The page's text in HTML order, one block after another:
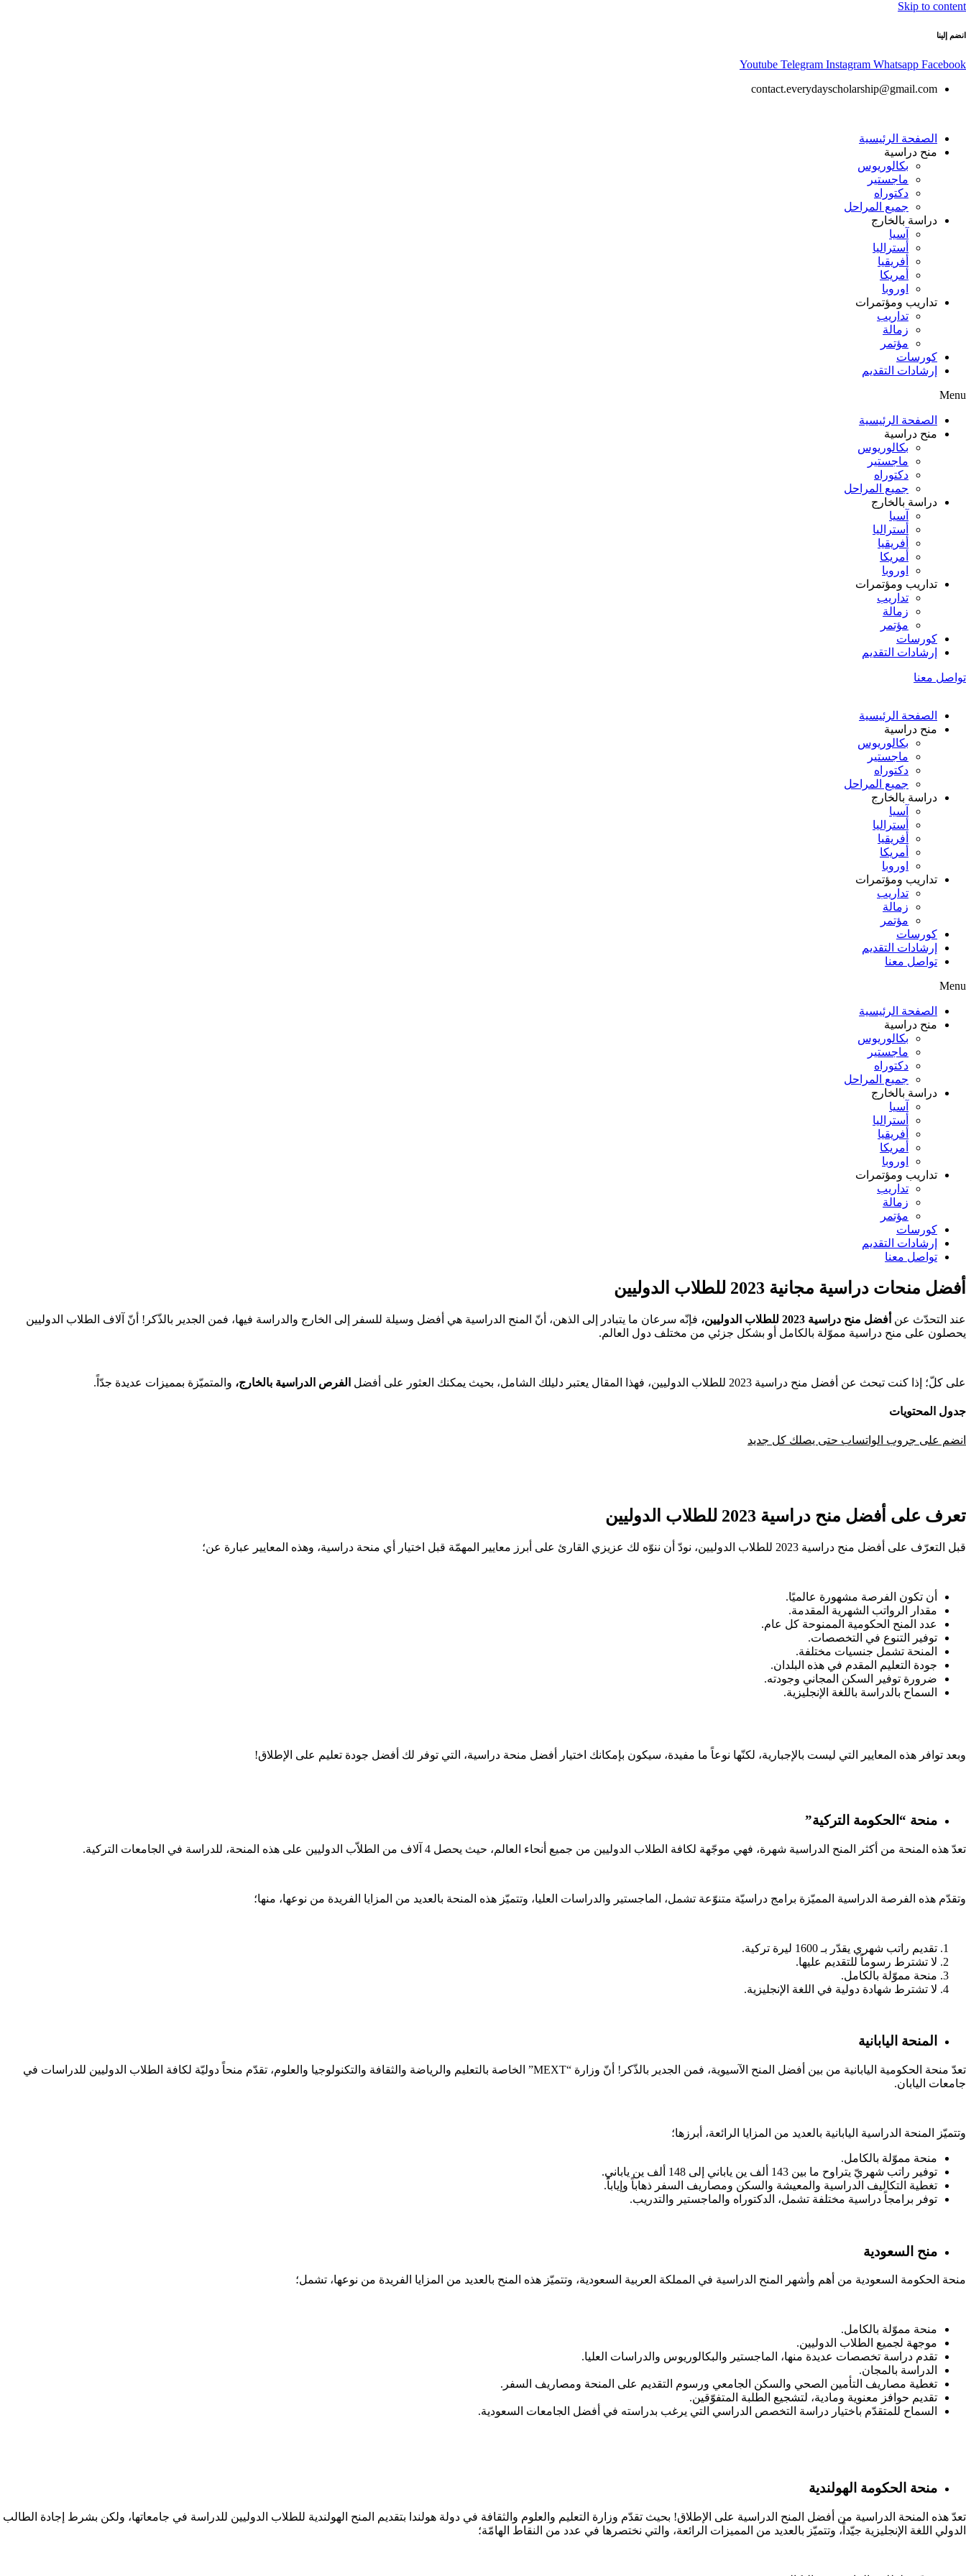
Skip to content
انضم إلينا
Youtube Telegram Instagram Whatsapp Facebook
contact.everydayscholarship@gmail.com
الصفحة الرئيسية
منح دراسية
بكالوريوس
ماجستير
دكتوراه
جميع المراحل
دراسة بالخارج
آسيا
أستراليا
أفريقيا
أمريكا
اوروبا
تداريب ومؤتمرات
تداريب
زمالة
مؤتمر
كورسات
إرشادات التقديم
Menu
الصفحة الرئيسية
منح دراسية
بكالوريوس
ماجستير
دكتوراه
جميع المراحل
دراسة بالخارج
آسيا
أستراليا
أفريقيا
أمريكا
اوروبا
تداريب ومؤتمرات
تداريب
زمالة
مؤتمر
كورسات
إرشادات التقديم
تواصل معنا
الصفحة الرئيسية
منح دراسية
بكالوريوس
ماجستير
دكتوراه
جميع المراحل
دراسة بالخارج
آسيا
أستراليا
أفريقيا
أمريكا
اوروبا
تداريب ومؤتمرات
تداريب
زمالة
مؤتمر
كورسات
إرشادات التقديم
تواصل معنا
Menu
الصفحة الرئيسية
منح دراسية
بكالوريوس
ماجستير
دكتوراه
جميع المراحل
دراسة بالخارج
آسيا
أستراليا
أفريقيا
أمريكا
اوروبا
تداريب ومؤتمرات
تداريب
زمالة
مؤتمر
كورسات
إرشادات التقديم
تواصل معنا
أفضل منحات دراسية مجانية 2023 للطلاب الدوليين
عند التحدّث عن أفضل منح دراسية 2023 للطلاب الدوليين،
فإنّه سرعان ما يتبادر إلى الذهن، أنّ المنح الدراسية هي أفضل وسيلة للسفر إلى الخارج والدراسة فيها، فمن الجدير بالذّكر! أنّ آلاف الطلاب الدوليين
يحصلون على منح دراسية مموّلة بالكامل أو بشكل جزئي من مختلف دول العالم.
على كلّ؛ إذا كنت تبحث عن أفضل منح دراسية 2023 للطلاب الدوليين، فهذا المقال يعتبر دليلك الشامل، بحيث يمكنك العثور على أفضل الفرص الدراسية بالخارج، والمتميّزة بمميزات عديدة جدّاً.
جدول المحتويات
انضم على جروب الواتساب حتى يصلك كل جديد
تعرف على أفضل منح دراسية 2023 للطلاب الدوليين
قبل التعرّف على أفضل منح دراسية 2023 للطلاب الدوليين، نودّ أن ننوّه لك عزيزي القارئ على أبرز معايير المهمّة قبل اختيار أي منحة دراسية، وهذه المعايير عبارة عن؛
أن تكون الفرصة مشهورة عالميًا.
مقدار الرواتب الشهرية المقدمة.
عدد المنح الحكومية الممنوحة كل عام.
توفير التنوع في التخصصات.
المنحة تشمل جنسيات مختلفة.
جودة التعليم المقدم في هذه البلدان.
ضرورة توفير السكن المجاني وجودته.
السماح بالدراسة باللغة الإنجليزية.
وبعد توافر هذه المعايير التي ليست بالإجبارية، لكنّها نوعاً ما مفيدة، سيكون بإمكانك اختيار أفضل منحة دراسية، التي توفر لك أفضل جودة تعليم على الإطلاق!
منحة “الحكومة التركية”
تعدّ هذه المنحة من أكثر المنح الدراسية شهرة، فهي موجّهة لكافة الطلاب الدوليين من جميع أنحاء العالم، حيث يحصل 4 آلاف من الطلاّب الدوليين على هذه المنحة، للدراسة في الجامعات التركية.
وتقدّم هذه الفرصة الدراسية المميّزة برامج دراسيّة متنوّعة تشمل، الماجستير والدراسات العليا، وتتميّز هذه المنحة بالعديد من المزايا الفريدة من نوعها، منها؛
تقديم راتب شهري يقدّر بـ 1600 ليرة تركية.
لا تشترط رسوماً للتقديم عليها.
منحة مموّلة بالكامل.
لا تشترط شهادة دولية في اللغة الإنجليزية.
المنحة اليابانية
تعدّ منحة الحكومية اليابانية من بين أفضل المنح الآسيوية، فمن الجدير بالذّكر! أنّ وزارة “MEXT” الخاصة بالتعليم والرياضة والثقافة والتكنولوجيا والعلوم، تقدّم منحاً دوليّة لكافة الطلاب الدوليين للدراسات في
جامعات اليابان.
وتتميّز المنحة الدراسية اليابانية بالعديد من المزايا الرائعة، أبرزها؛
منحة مموّلة بالكامل.
توفير راتب شهريّ يتراوح ما بين 143 ألف ين ياباني إلى 148 ألف ين ياباني.
تغطية التكاليف الدراسية والمعيشة والسكن ومصاريف السفر ذهاباً وإياباً.
توفر برامجاً دراسية مختلفة تشمل، الدكتوراه والماجستير والتدريب.
منح السعودية
منحة الحكومة السعودية من أهم وأشهر المنح الدراسية في المملكة العربية السعودية، وتتميّز هذه المنح بالعديد من المزايا الفريدة من نوعها، تشمل؛
منحة مموّلة بالكامل.
موجهة لجميع الطلاب الدوليين.
تقدم دراسة تخصصات عديدة منها، الماجستير والبكالوريوس والدراسات العليا.
الدراسة بالمجان.
تغطية مصاريف التأمين الصحي والسكن الجامعي ورسوم التقديم على المنحة ومصاريف السفر.
تقديم حوافز معنوية ومادية، لتشجيع الطلبة المتفوّقين.
السماح للمتقدّم باختيار دراسة التخصص الدراسي التي يرغب بدراسته في أفضل الجامعات السعودية.
منحة الحكومة الهولندية
تعدّ هذه المنحة الدراسية من أفضل المنح الدراسية على الإطلاق! بحيث تقدّم وزارة التعليم والعلوم والثقافة في دولة هولندا بتقديم المنح الهولندية للطلاب الدوليين للدراسة في جامعاتها، ولكن بشرط إجادة الطالب
الدولي اللغة الإنجليزية جيّداً، وتتميّز بالعديد من المميزات الرائعة، والتي نختصرها في عدد من النقاط الهامّة؛